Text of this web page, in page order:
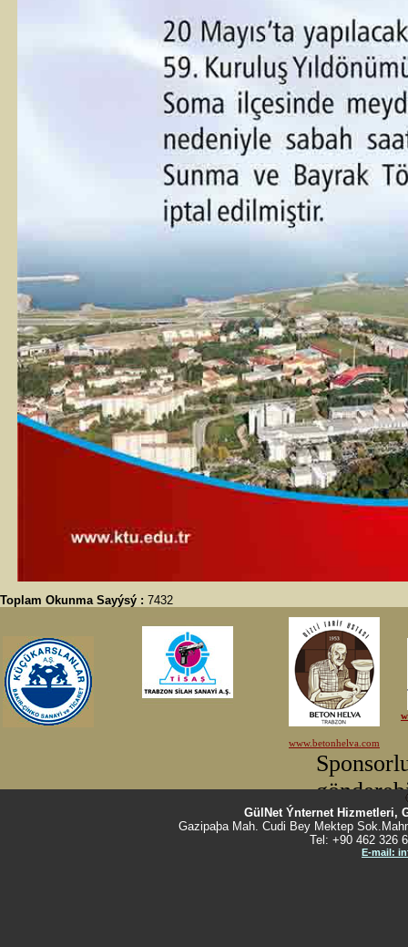
Toplam Okunma Sayýsý : 7432
GülNet Ýnternet Hizmetleri,
Gazipaþa Mah. Cudi Bey Mektep
Tel: +90 462 326
E-mail: